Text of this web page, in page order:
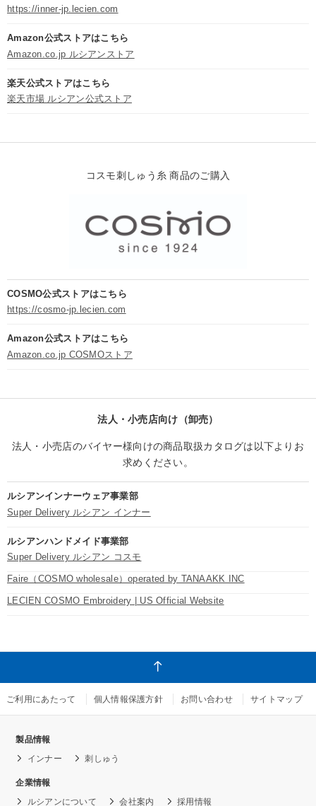
https://inner-jp.lecien.com
Amazon公式ストアはこちら
Amazon.co.jp ルシアンストア
楽天公式ストアはこちら
楽天市場 ルシアン公式ストア
コスモ刺しゅう糸 商品のご購入
COSMO公式ストアはこちら
https://cosmo-jp.lecien.com
Amazon公式ストアはこちら
Amazon.co.jp COSMOストア
法人・小売店向け（卸売）
法人・小売店のバイヤー様向けの商品取扱カタログは以下よりお
求めください。
ルシアンインナーウェア事業部
Super Delivery ルシアン インナー
ルシアンハンドメイド事業部
Super Delivery ルシアン コスモ
Faire（COSMO wholesale）operated by TANAAKK INC
LECIEN COSMO Embroidery | US Official Website
ご利用にあたって 個人情報保護方針 お問い合わせ サイトマップ
製品情報
インナー
刺しゅう
企業情報
ルシアンについて
会社案内 採用情報